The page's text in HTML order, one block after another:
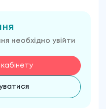
необхідно увійти
кабінету